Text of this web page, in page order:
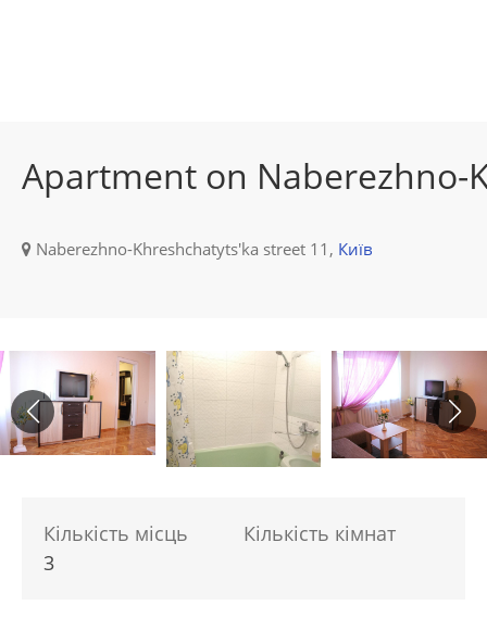
Apartment on Naberezhno-
Naberezhno-Khreshchatyts'ka street 11, Київ
Кількість місць
3
Кількість кімнат